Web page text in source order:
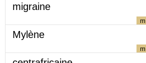
migraine
m
Mylène
m